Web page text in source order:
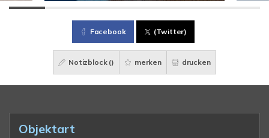
Facebook (Twitter)
Notizblock () merken drucken
Objektart